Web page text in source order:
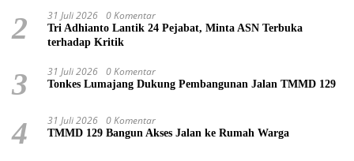
2 31 Juli 2026 0 Komentar
Tri Adhianto Lantik 24 Pejabat, Minta ASN Terbuka
terhadap Kritik
3 31 Juli 2026 0 Komentar
Tonkes Lumajang Dukung Pembangunan Jalan TMMD 129
4 31 Juli 2026 0 Komentar
TMMD 129 Bangun Akses Jalan ke Rumah Warga